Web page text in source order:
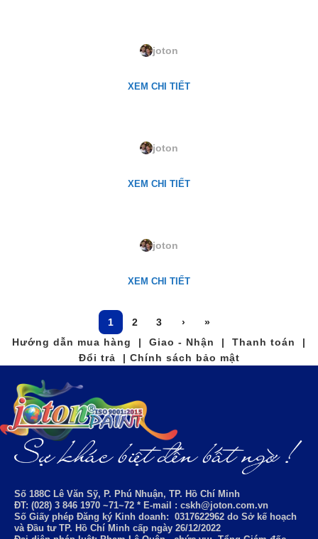
joton
XEM CHI TIẾT
joton
XEM CHI TIẾT
joton
XEM CHI TIẾT
1 2 3 ›
»
Hướng dẫn mua hàng | Giao - Nhận | Thanh toán |
Đổi trả | Chính sách bảo mật
Số 188C Lê Văn Sỹ, P. Phú Nhuận, TP. Hồ Chí Minh
ĐT: (028) 3 846 1970 ~71~72 * E-mail : cskh@joton.com.vn
Số Giấy phép Đăng ký Kinh doanh: 0317622962 do Sở kế hoạch
và Đầu tư TP. Hồ Chí Minh cấp ngày 26/12/2022